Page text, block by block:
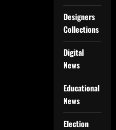
Designers
Collections
Digital
News
Educational
News
Election